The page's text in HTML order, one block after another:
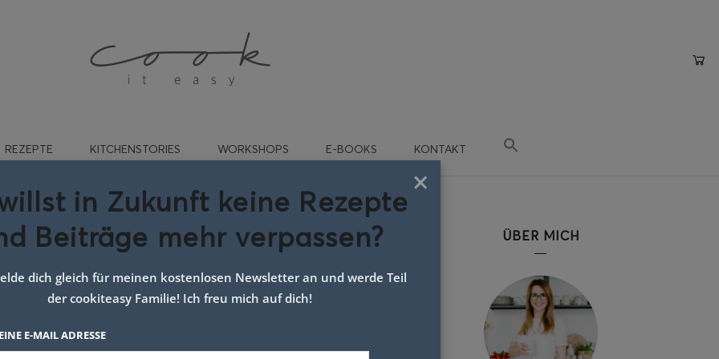
REZEPTE KITCHENSTORIES WORKSHOPS E-BOOKS KONTAKT
für weihnachten ÜBER MICH
×
in Zukunft keine Rezepte
Beiträge mehr verpassen?
dich gleich für meinen kostenlosen Newsletter an und werde Teil
der cookiteasy Familie! Ich freu mich auf dich!
E-MAIL ADRESSE